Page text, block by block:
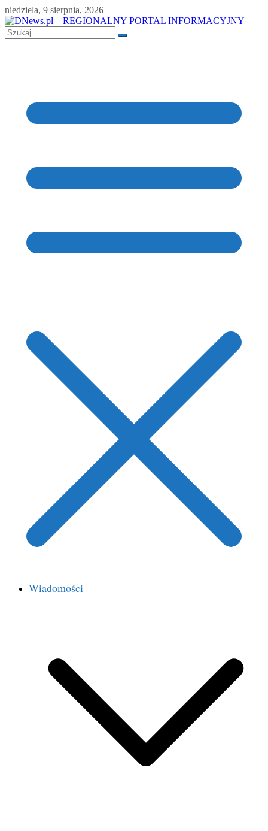
Skip
to
content
niedziela, 9 sierpnia, 2026
Wiadomości